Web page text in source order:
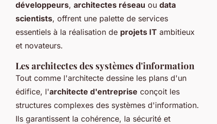
développeurs, architectes réseau ou data
scientists, offrent une palette de services
essentiels à la réalisation de projets IT ambitieux
et novateurs.
Les architectes des systèmes d'information
Tout comme l'architecte dessine les plans d'un
édifice, l'architecte d'entreprise conçoit les
structures complexes des systèmes d'information.
Ils garantissent la cohérence, la sécurité et